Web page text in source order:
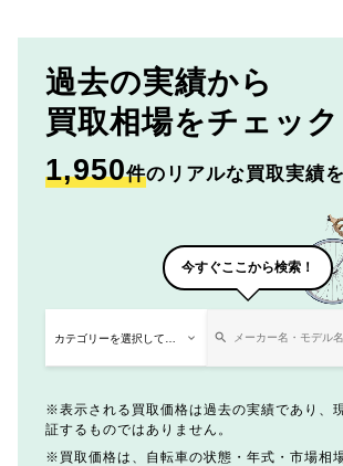
過去の実績から
買取相場をチェック
1,950件のリアルな買取実績
今すぐここから検索！
表示される買取価格は過去の実績であり、
証するものではありません。
買取価格は、自転車の状態・年式・市場相